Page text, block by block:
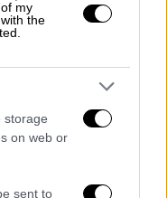
my
the
storage
on web or
sent to
των
τραπέζι θα
προσπάθεια
σενάριο για
στις γιορτές.
στο
πουν «ναι» σε
εστιασμένα σε